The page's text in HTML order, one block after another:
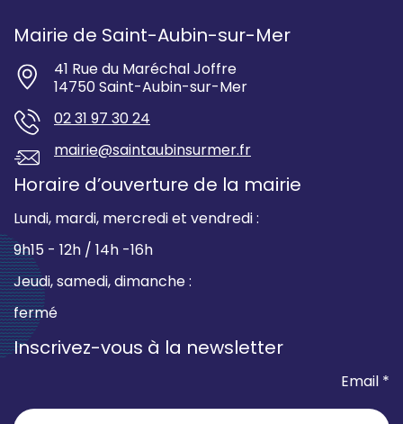
Mairie de Saint-Aubin-sur-Mer
41 Rue du Maréchal Joffre
14750 Saint-Aubin-sur-Mer
02 31 97 30 24
mairie@saintaubinsurmer.fr
Horaire d’ouverture de la mairie
Lundi, mardi, mercredi et vendredi :
9h15 - 12h / 14h -16h
Jeudi, samedi, dimanche :
fermé
Inscrivez-vous à la newsletter
Email *